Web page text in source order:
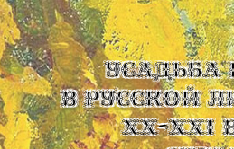
УСАДЬБА
В РУССКОЙ
XX-XXI